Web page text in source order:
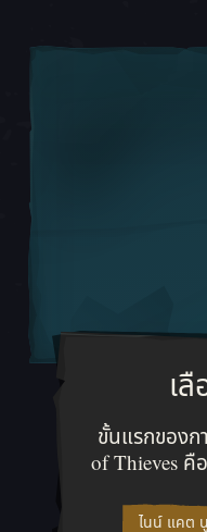
เ
ขั้นแรกของก
of Thieves คื
ไนน์ แคต